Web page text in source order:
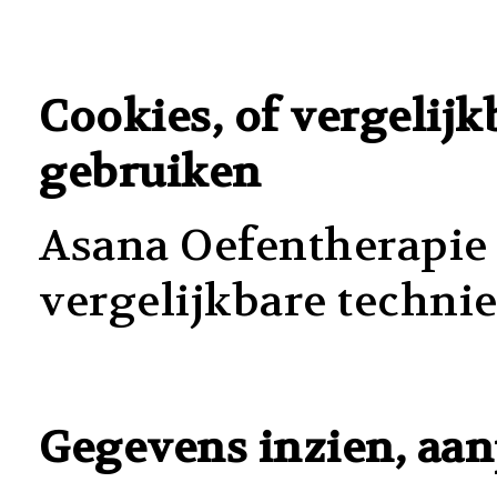
Cookies, of
gebruiken
Asana
vergelijkbare
Gegevens inzien,